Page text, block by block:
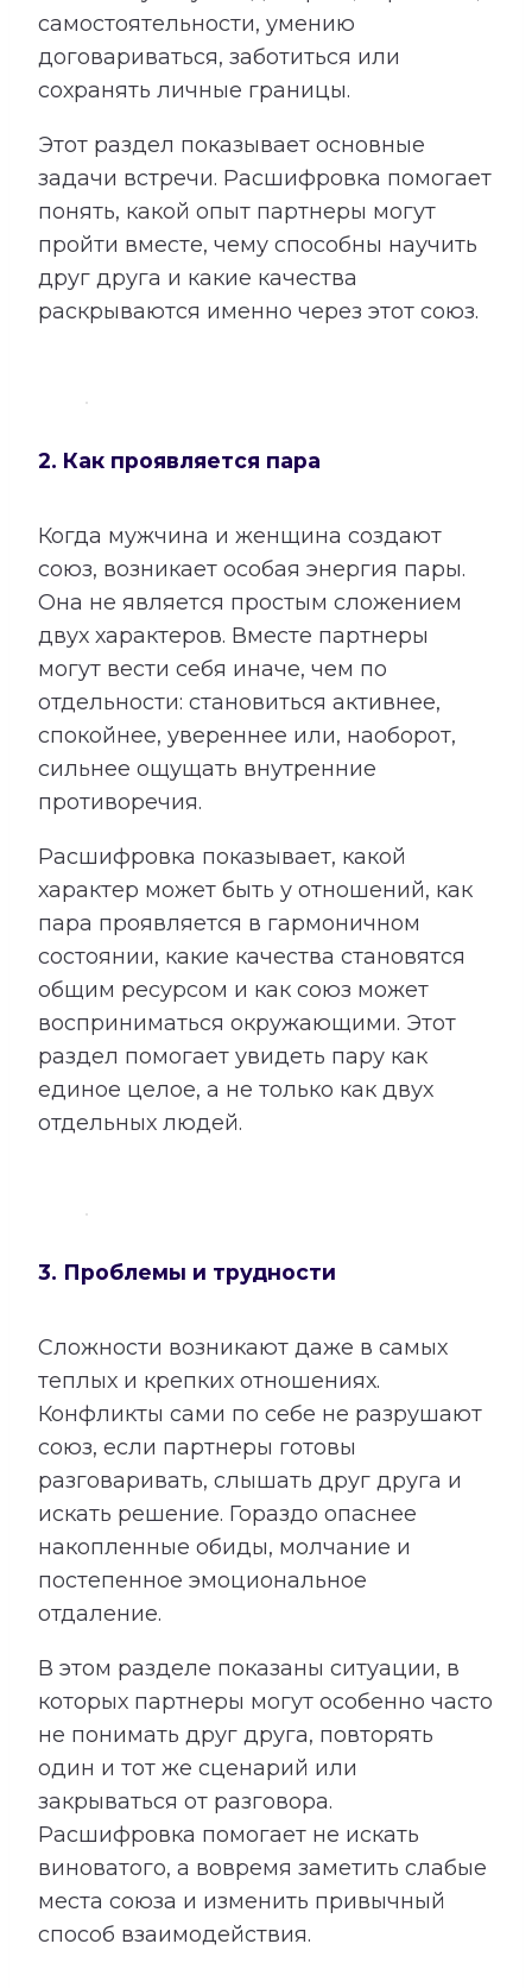
самостоятельности, умению
договариваться, заботиться или
сохранять личные границы.
Этот раздел показывает основные
задачи встречи. Расшифровка помогает
понять, какой опыт партнеры могут
пройти вместе, чему способны научить
друг друга и какие качества
раскрываются именно через этот союз.
2. Как проявляется пара
Когда мужчина и женщина создают
союз, возникает особая энергия пары.
Она не является простым сложением
двух характеров. Вместе партнеры
могут вести себя иначе, чем по
отдельности: становиться активнее,
спокойнее, увереннее или, наоборот,
сильнее ощущать внутренние
противоречия.
Расшифровка показывает, какой
характер может быть у отношений, как
пара проявляется в гармоничном
состоянии, какие качества становятся
общим ресурсом и как союз может
восприниматься окружающими. Этот
раздел помогает увидеть пару как
единое целое, а не только как двух
отдельных людей.
3. Проблемы и трудности
Сложности возникают даже в самых
теплых и крепких отношениях.
Конфликты сами по себе не разрушают
союз, если партнеры готовы
разговаривать, слышать друг друга и
искать решение. Гораздо опаснее
накопленные обиды, молчание и
постепенное эмоциональное
отдаление.
В этом разделе показаны ситуации, в
которых партнеры могут особенно часто
не понимать друг друга, повторять
один и тот же сценарий или
закрываться от разговора.
Расшифровка помогает не искать
виноватого, а вовремя заметить слабые
места союза и изменить привычный
способ взаимодействия.